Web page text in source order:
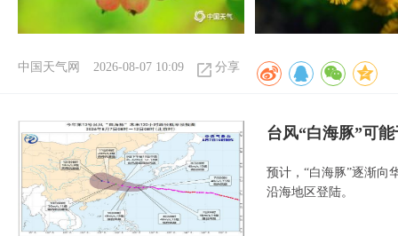
中国天气网 2026-08-07 10:09 分享
台风“白海豚”可
预计，“白海豚”逐渐向
沿海地区登陆。